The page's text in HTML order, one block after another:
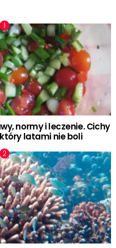
normy i leczenie. Cichy
latami nie boli